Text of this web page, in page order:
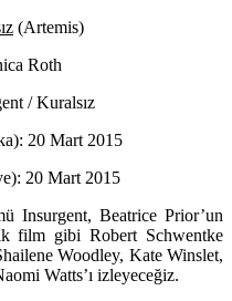
(Artemis)
Roth
/ Kuralsız
20 Mart 2015
20 Mart 2015
Insurgent, Beatrice Prior’un
film gibi Robert Schwentke
Woodley, Kate Winslet,
Watts’ı izleyeceğiz.